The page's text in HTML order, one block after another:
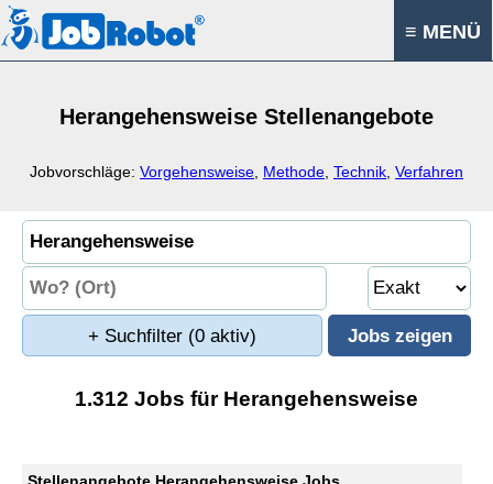
≡ MENÜ
Herangehensweise Stellenangebote
Jobvorschläge: Vorgehensweise Methode Technik Verfahren
+ Suchfilter (0 aktiv)
1.312 Jobs für Herangehensweise